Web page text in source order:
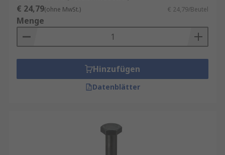
€ 24,79(ohne MwSt.) € 24,79/Beutel
Menge
Hinzufügen
Datenblätter